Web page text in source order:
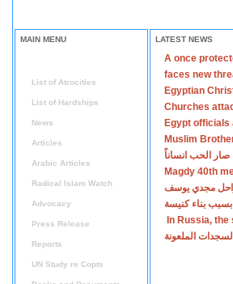
MAIN MENU
List of Atrocities
List of Hardships
News
Articles
Arabic Articles
Radical Islam Watch
Advocacy
Press Release
Reports
UN Study re Copts
LATEST NEWS
A once
faces new
Egyptian
Churches
Egypt
Muslim
صار الحب انساناً
Magdy 40th
مجدي يوسف
بناء كنيسة
In Russia,
السجدات الملعونة